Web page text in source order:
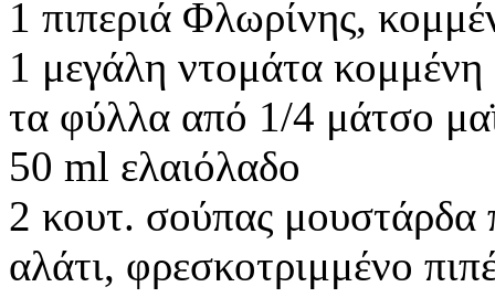
1 πιπεριά Φλωρίνης,
1 μεγάλη ντομάτα
τα φύλλα από 1/4 μάτσο
50 ml ελαιόλαδο
2 κουτ. σούπας μουστάρδα
αλάτι, φρεσκοτριμμένο